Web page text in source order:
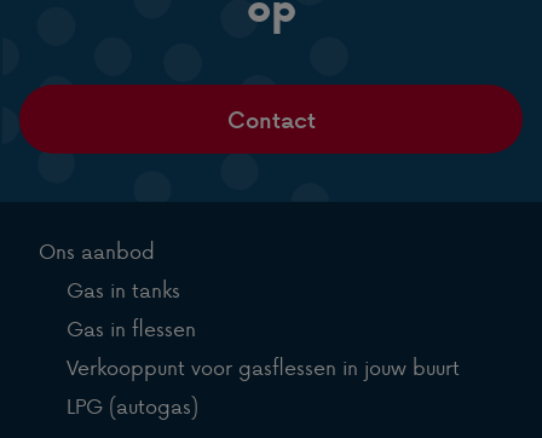
Contact
Ons aanbod
Gas in tanks
Gas in flessen
Verkooppunt voor gasflessen in jouw buurt
LPG (autogas)